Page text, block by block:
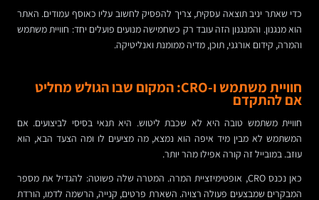
כדי שאתר יניב תוצאה עסקית, צריך להפסיק לחשוב עליו כאוסף עמודים. האתר
הוא מנגנון. והמנגנון הזה עובד רק כשחמישה מנועים פועלים יחד: חוויית משתמש
והמרה, קידום אורגני, תוכן, מדיה ממומנת ואנליטיקה.
חוויית משתמש ו-CRO: המקום שבו הגולש מחליט
אם להתקדם
חוויית משתמש טובה היא לא שכבת ליטוש. היא תנאי בסיסי לביצועים. אם
המשתמש לא מבין מיד איפה הוא נמצא, מה מציעים לו ומה הצעד הבא, הוא
עוזב. במובייל זה קורה אפילו מהר יותר.
כאן נכנס CRO, אופטימיזציית המרה. המטרה שלה פשוטה: להגדיל את מספר
המבקרים שמבצעים פעולה רצויה. השארת פרטים, קנייה, הרשמה לדמו, הורדת